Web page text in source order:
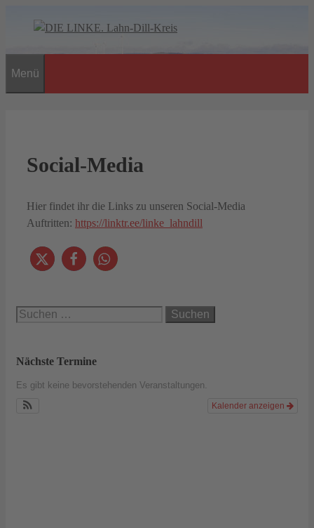
Menü
Social-Media
Hier findet ihr die Links zu unseren Social-Media
Auftritten: https://linktr.ee/linke_lahndill
Suchen
Nächste Termine
Es gibt keine bevorstehenden Veranstaltungen.
Kalender anzeigen